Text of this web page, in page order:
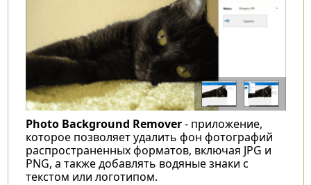
Photo Background Remover- приложение,
которое позволяет удалить фон фотографий
распространенных форматов, включая JPG и
PNG, а также добавлять водяные знаки с
текстом или логотипом.